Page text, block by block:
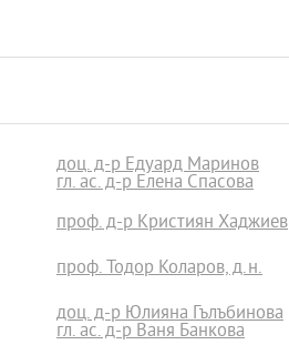
доц. д-р Едуард Маринов
гл. ас. д-р Елена Спасова
проф. д-р Кристиян Хаджиев
проф. Тодор Коларов, д.н.
доц. д-р Юлияна Гълъбинова
гл. ас. д-р Ваня Банкова